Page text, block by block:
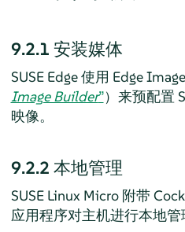
9.2.1 安装媒体
SUSE Edge 使用 Edge
Image Builder”）来预配置
映像。
9.2.2 本地管理
SUSE Linux Micro 附带
应用程序对主机进行本地管